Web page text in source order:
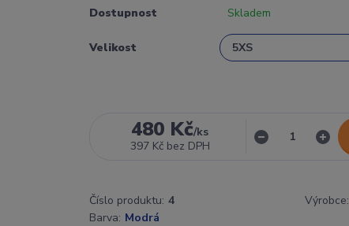
Dostupnost Skladem
Velikost
480 Kč/ks
397 Kč bez DPH
Číslo produktu: 4 Výrobce:
Barva: Modrá